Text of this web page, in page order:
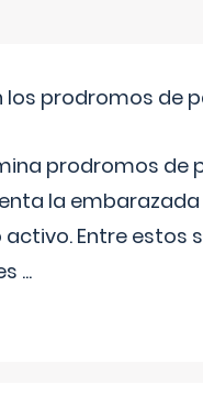
los prodromos de
prodromos
la
activo. Entre
...